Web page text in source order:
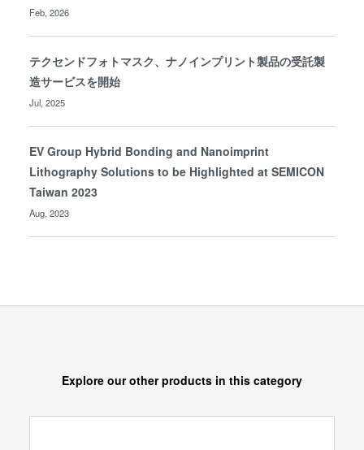
Feb, 2026
テクセンドフォトマスク、ナノインプリント製品の受託製
造サービスを開始
Jul, 2025
EV Group Hybrid Bonding and Nanoimprint
Lithography Solutions to be Highlighted at SEMICON
Taiwan 2023
Aug, 2023
Explore our other products in this category